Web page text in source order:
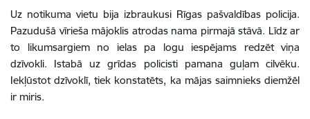
Uz notikuma vietu bija izbraukusi Rīgas pašvaldības policija.
Pazudušā vīrieša mājoklis atrodas nama pirmajā stāvā. Līdz ar
to likumsargiem no ielas pa logu iespējams redzēt viņa
dzīvokli. Istabā uz grīdas policisti pamana guļam cilvēku.
Iekļūstot dzīvoklī, tiek konstatēts, ka mājas saimnieks diemžēl
ir miris.